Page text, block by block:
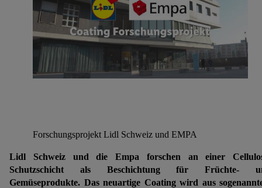
Forschungsprojekt Lidl Schweiz und EMPA
Lidl Schweiz und die Empa forschen an einer
Schutzschicht als Beschichtung für Früchte-
Gemüseprodukte. Das neuartige Coating wird aus